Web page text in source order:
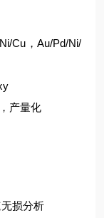
Cu，Au/Pd/Ni/
产量化
损分析